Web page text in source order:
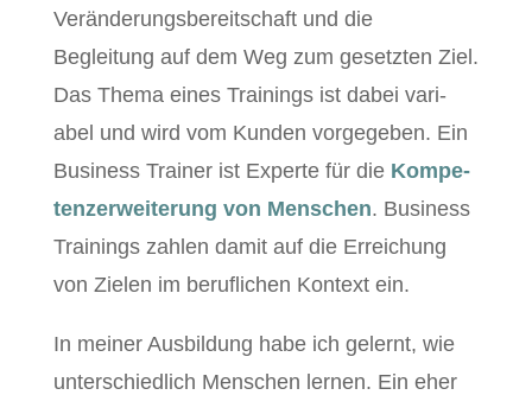
Verän­derungs­bere­itschaft und die
Begleitung auf dem Weg zum geset­zten Ziel.
Das The­ma eines Train­ings ist dabei vari­
abel und wird vom Kun­den vorgegeben. Ein
Busi­ness Train­er ist Experte für die Kom­pe­
ten­z­er­weiterung von Men­schen. Busi­ness
Train­ings zahlen damit auf die Erre­ichung
von Zie­len im beru­flichen Kon­text ein.
In mein­er Aus­bil­dung habe ich gel­ernt, wie
unter­schiedlich Men­schen ler­nen. Ein eher